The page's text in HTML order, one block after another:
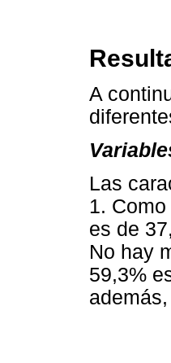
A
Las
1.
es de
No hay
59,3%